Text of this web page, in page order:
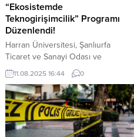
“Ekosistemde
Teknogirişimcilik” Programı
Düzenlendi!
Harran Üniversitesi, Şanlıurfa
Ticaret ve Sanayi Odası ve
Şanlıurfa Teknokent iş
birliğiyle“Ekosistemde
Teknogirişimcilik: Teknoparklarda
Çalışma Hayatı ve Yatırımcı
OlmanınCazibesi” programı
gerçekleştirildi. Şanlıurfa Ticaret ve
11.08.2025 16:44 0